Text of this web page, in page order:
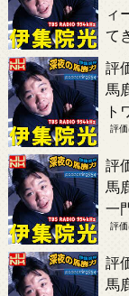
ィ
て
評
馬
ト
評
評
馬
一
評
評
馬